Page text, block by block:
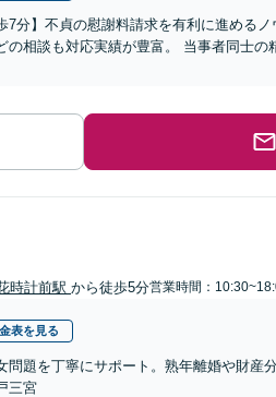
7分】不貞の慰謝料請求を有利に進める
の相談も対応実績が豊富。 当事者同士
時計前駅 から徒歩5分営業時間：
表を見る
問題を丁寧にサポート。熟年離婚や財
三宮